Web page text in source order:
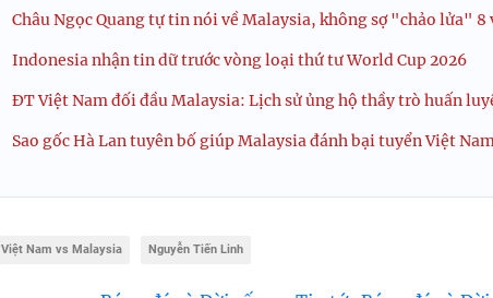
Châu Ngọc Quang tự tin nói về Malaysia, không sợ "chảo lửa" 8
Indonesia nhận tin dữ trước vòng loại thứ tư World Cup 2026
ĐT Việt Nam đối đầu Malaysia: Lịch sử ủng hộ thầy trò huấn
Sao gốc Hà Lan tuyên bố giúp Malaysia đánh bại tuyển Việt
Việt Nam vs Malaysia Nguyễn Tiến Linh